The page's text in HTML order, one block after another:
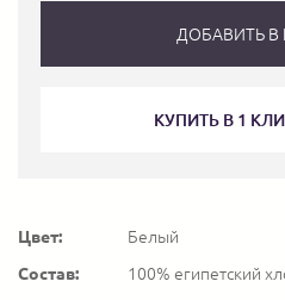
ДОБАВИТЬ В
КУПИТЬ В 1
Цвет:
Белый
Состав:
100% египетский